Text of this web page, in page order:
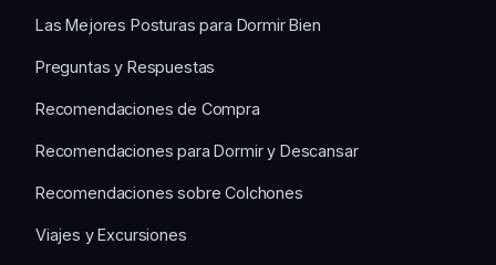
Las Mejores Posturas para Dormir Bien
Preguntas y Respuestas
Recomendaciones de Compra
Recomendaciones para Dormir y Descansar
Recomendaciones sobre Colchones
Viajes y Excursiones